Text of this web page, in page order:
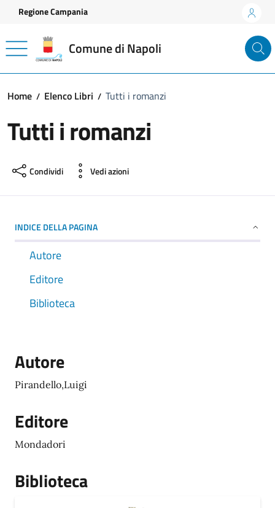
Vai ai contenuti
Vai al footer
Regione Campania
Comune di Napoli
Home Elenco Libri Tutti i romanzi
Tutti i romanzi
Condividi Vedi azioni
INDICE DELLA PAGINA
Autore
Editore
Biblioteca
Autore
Pirandello,Luigi
Editore
Mondadori
Biblioteca